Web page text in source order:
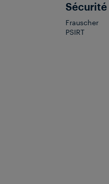
Sécurité
Frauscher
PSIRT